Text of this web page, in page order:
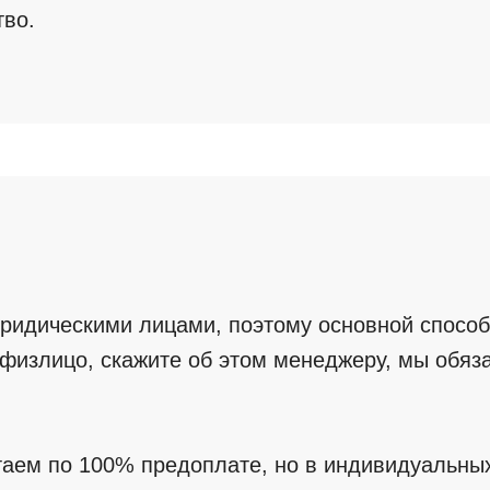
лицами, поэтому основной
скажите об этом менеджеру, мы
по 100% предоплате, но в